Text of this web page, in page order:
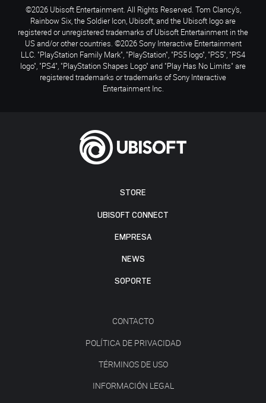
STORE
UBISOFT CONNECT
EMPRESA
NEWS
SOPORTE
CONTACTO
POLÍTICA DE PRIVACIDAD
TÉRMINOS DE USO
INFORMACIÓN LEGAL
©2026 Ubisoft Entertainment. All Rights Reserved. Tom Clancy’s,
Rainbow Six, the Soldier Icon, Ubisoft, and the Ubisoft logo are
registered or unregistered trademarks of Ubisoft Entertainment in the
US and/or other countries. ©2026 Sony Interactive Entertainment
LLC. "PlayStation Family Mark", "PlayStation", "PS5 logo", "PS5", "PS4
logo", "PS4", "PlayStation Shapes Logo" and "Play Has No Limits" are
registered trademarks or trademarks of Sony Interactive
Entertainment Inc.